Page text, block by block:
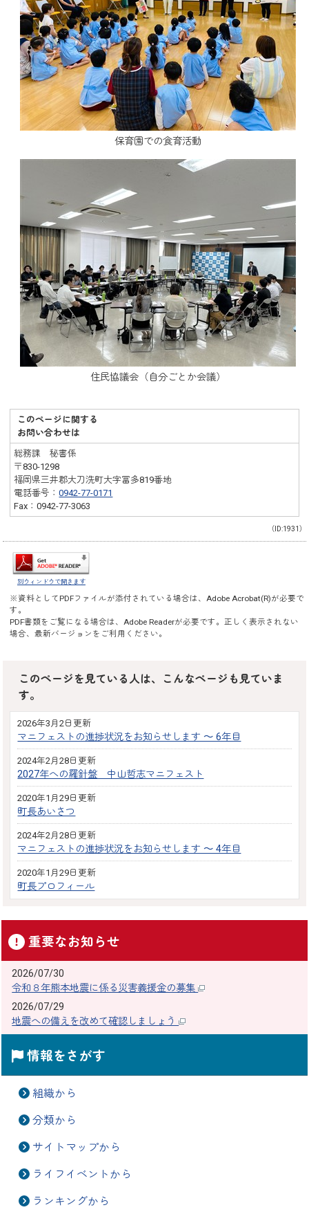
保育園での食育活動
住民協議会（自分ごとか会議）
このページに関する
お問い合わせは
総務課 秘書係
〒830-1298
福岡県三井郡大刀洗町大字冨多819番地
電話番号：0942-77-0171
Fax：0942-77-3063
（ID:1931）
別ウィンドウで開きます
※資料としてPDFファイルが添付されている場合は、Adobe Acrobat(R)が必要で
す。
PDF書類をご覧になる場合は、Adobe Readerが必要です。正しく表示されない
場合、最新バージョンをご利用ください。
このページを見ている人は、こんなページも見ていま
す。
2026年3月2日更新
マニフェストの進捗状況をお知らせします ～ 6年目
2024年2月28日更新
2027年への羅針盤 中山哲志マニフェスト
2020年1月29日更新
町長あいさつ
2024年2月28日更新
マニフェストの進捗状況をお知らせします ～ 4年目
2020年1月29日更新
町長プロフィール
重要なお知らせ
2026/07/30
令和８年熊本地震に係る災害義援金の募集
2026/07/29
地震への備えを改めて確認しましょう
情報をさがす
組織から
分類から
サイトマップから
ライフイベントから
ランキングから